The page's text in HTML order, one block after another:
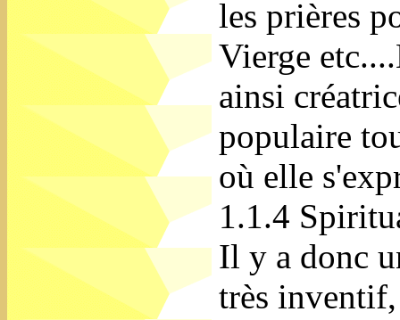
les prières
Vierge
ainsi
populaire
où elle
1.1.4
Il y a donc
très inventif,